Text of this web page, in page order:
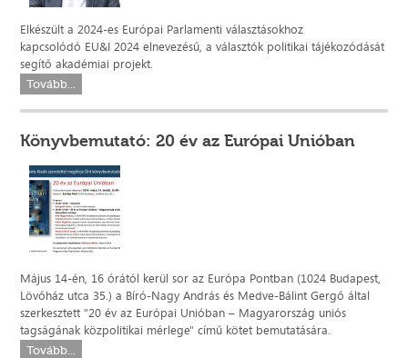
Elkészült a 2024-es Európai Parlamenti választásokhoz
kapcsolódó EU&I 2024 elnevezésű, a választók politikai tájékozódását
segítő akadémiai projekt.
Tovább...
Könyvbemutató: 20 év az Európai Unióban
Május 14-én, 16 órától kerül sor az Európa Pontban (1024 Budapest,
Lövőház utca 35.) a Bíró-Nagy András és Medve-Bálint Gergő által
szerkesztett "20 év az Európai Unióban – Magyarország uniós
tagságának közpolitikai mérlege" című kötet bemutatására.
Tovább...